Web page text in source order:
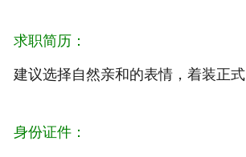
求职简历：
建议选择自然亲和的表情，着装正式
身份证件：